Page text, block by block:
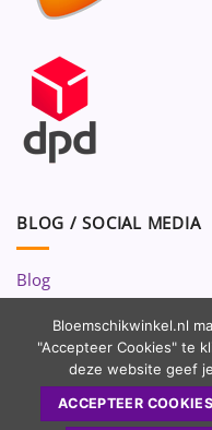
BLOG / SOCIAL MEDIA
Blog
Volg ons op:
Bloemschikwinkel.nl
"Accepteer Cookies" te
deze website geef
ACCEPTEER COOKIES